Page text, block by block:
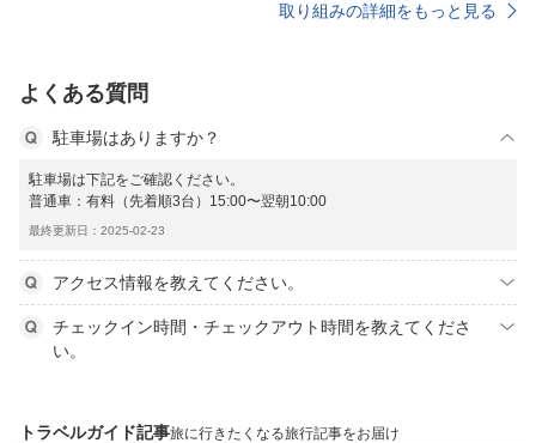
取り組みの詳細をもっと見る
よくある質問
駐車場はありますか？
駐車場は下記をご確認ください。
普通車：有料（先着順3台）15:00〜翌朝10:00
最終更新日：2025-02-23
アクセス情報を教えてください。
チェックイン時間・チェックアウト時間を教えてくださ
い。
トラベルガイド記事旅に行きたくなる旅行記事をお届け